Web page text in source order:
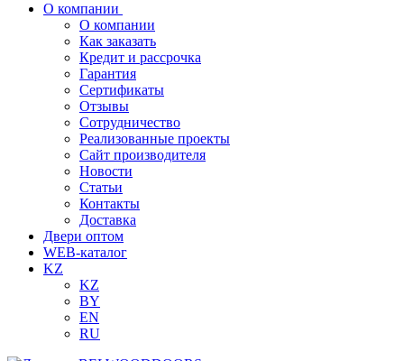
О компании
О компании
Как заказать
Кредит и рассрочка
Гарантия
Сертификаты
Отзывы
Сотрудничество
Реализованные проекты
Сайт производителя
Новости
Статьи
Контакты
Доставка
Двери оптом
WEB-каталог
KZ
KZ
BY
EN
RU